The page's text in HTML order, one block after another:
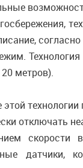
метров).
отключать
датчики,